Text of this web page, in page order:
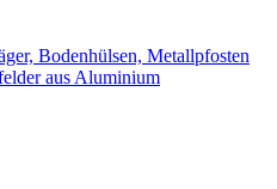
Bodenhülsen, Metallpfosten
aus Aluminium